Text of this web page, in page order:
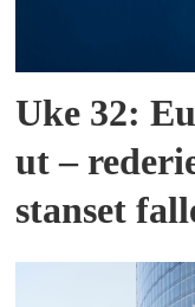
Uke 32:
ut –
stanset